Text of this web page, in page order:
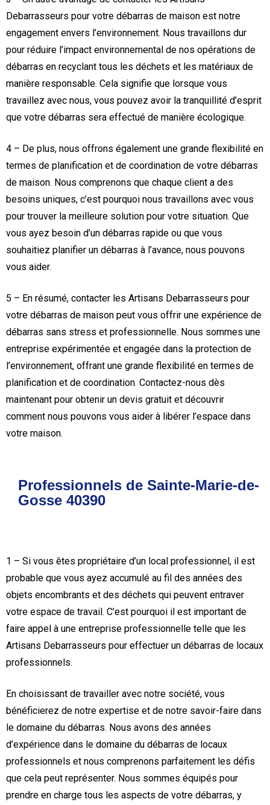
Debarrasseurs pour votre débarras de maison est notre
engagement envers l’environnement. Nous travaillons dur
pour réduire l’impact environnemental de nos opérations de
débarras en recyclant tous les déchets et les matériaux de
manière responsable. Cela signifie que lorsque vous
travaillez avec nous, vous pouvez avoir la tranquillité d’esprit
que votre débarras sera effectué de manière écologique.
4 – De plus, nous offrons également une grande flexibilité en
termes de planification et de coordination de votre débarras
de maison. Nous comprenons que chaque client a des
besoins uniques, c’est pourquoi nous travaillons avec vous
pour trouver la meilleure solution pour votre situation. Que
vous ayez besoin d’un débarras rapide ou que vous
souhaitiez planifier un débarras à l’avance, nous pouvons
vous aider.
5 – En résumé, contacter les Artisans Debarrasseurs pour
votre débarras de maison peut vous offrir une expérience de
débarras sans stress et professionnelle. Nous sommes une
entreprise expérimentée et engagée dans la protection de
l’environnement, offrant une grande flexibilité en termes de
planification et de coordination. Contactez-nous dès
maintenant pour obtenir un devis gratuit et découvrir
comment nous pouvons vous aider à libérer l’espace dans
votre maison.
Professionnels de Sainte-Marie-de-
Gosse 40390
1 – Si vous êtes propriétaire d’un local professionnel, il est
probable que vous ayez accumulé au fil des années des
objets encombrants et des déchets qui peuvent entraver
votre espace de travail. C’est pourquoi il est important de
faire appel à une entreprise professionnelle telle que les
Artisans Debarrasseurs pour effectuer un débarras de locaux
professionnels.
En choisissant de travailler avec notre société, vous
bénéficierez de notre expertise et de notre savoir-faire dans
le domaine du débarras. Nous avons des années
d’expérience dans le domaine du débarras de locaux
professionnels et nous comprenons parfaitement les défis
que cela peut représenter. Nous sommes équipés pour
prendre en charge tous les aspects de votre débarras, y